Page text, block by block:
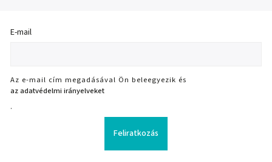
E-mail
Az e-mail cím megadásával Ön beleegyezik és
az adatvédelmi irányelveket
.
Feliratkozás